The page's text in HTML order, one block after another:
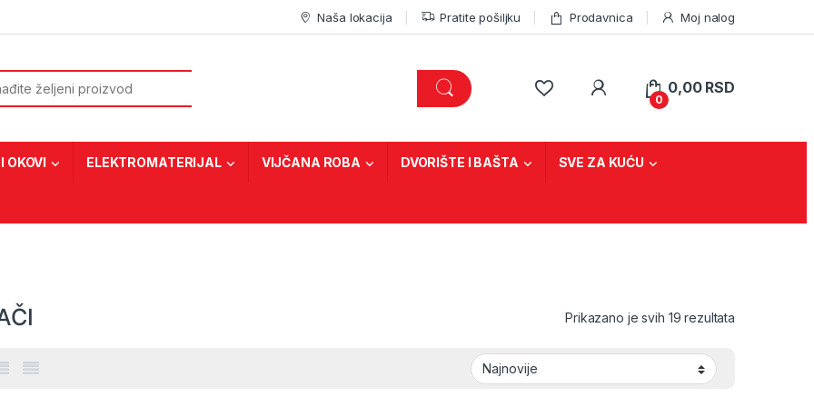
Naša lokacija Pratite pošiljku Prodavnica Moj nalog
0
0,00 RSD
OKOVI ELEKTROMATERIJAL VIJČANA ROBA DVORIŠTE I BAŠTA SVE ZA KUĆU
Prikazano je svih 19 rezultata